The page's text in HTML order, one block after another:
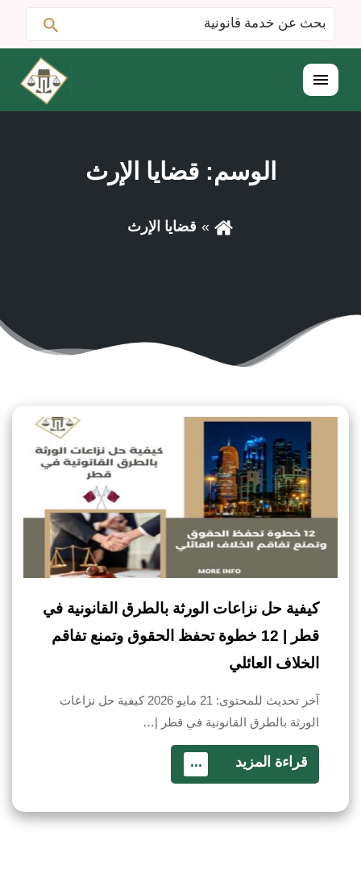
البحث
عن:
القائمة
الوسم:قضايا الإرث
قضايا الإرث
كيفية حل نزاعات الورثة بالطرق القانونية في
قطر | 12 خطوة تحفظ الحقوق وتمنع تفاقم
الخلاف العائلي
آخر تحديث للمحتوى: 21 مايو 2026 كيفية حل نزاعات
الورثة بالطرق القانونية في قطر |…
قراءة المزيد ...